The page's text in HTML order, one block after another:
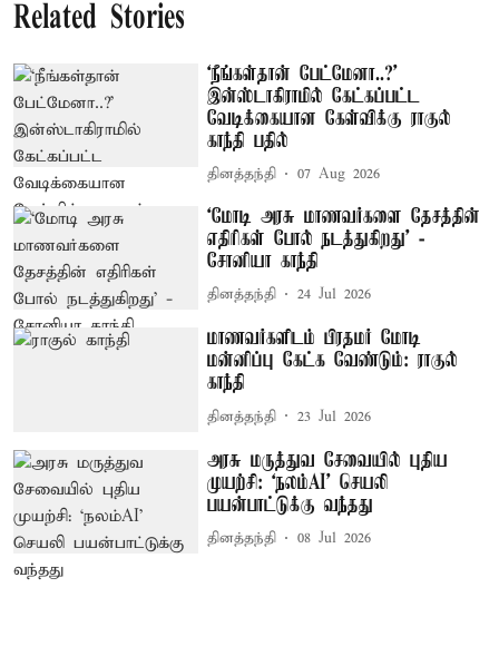
Related Stories
‘நீங்கள்தான் பேட்மேனா..?’
இன்ஸ்டாகிராமில் கேட்கப்பட்ட
வேடிக்கையான கேள்விக்கு ராகுல்
காந்தி பதில்
தினத்தந்தி 07 Aug 2026
‘மோடி அரசு மாணவர்களை தேசத்தின்
எதிரிகள் போல் நடத்துகிறது’ -
சோனியா காந்தி
தினத்தந்தி 24 Jul 2026
மாணவர்களிடம் பிரதமர் மோடி
மன்னிப்பு கேட்க வேண்டும்: ராகுல்
காந்தி
தினத்தந்தி 23 Jul 2026
அரசு மருத்துவ சேவையில் புதிய
முயற்சி: ‘நலம்AI’ செயலி
பயன்பாட்டுக்கு வந்தது
தினத்தந்தி 08 Jul 2026